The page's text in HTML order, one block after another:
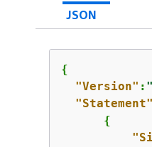
JSON
{
"Version" :
"Statement"
{